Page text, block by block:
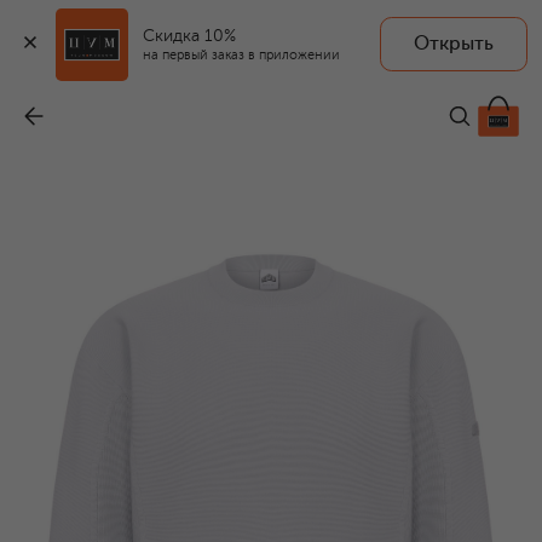
Скидка 10%
на первый заказ в приложении
Открыть